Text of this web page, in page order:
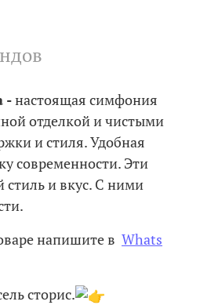
-настоящая симфония
отделкой и чистыми
и стиля. Удобная
современности. Эти
стиль и вкус. С ними
напишите в Whats
сторис.